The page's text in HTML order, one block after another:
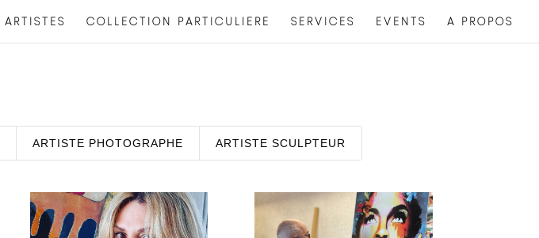
ARTISTES COLLECTION PARTICULIERE SERVICES EVENTS A PROPOS
ARTISTE PHOTOGRAPHE ARTISTE SCULPTEUR